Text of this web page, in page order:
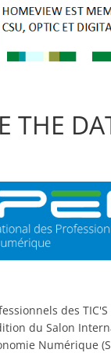
THE
des TIC'S
du Salon
Numérique